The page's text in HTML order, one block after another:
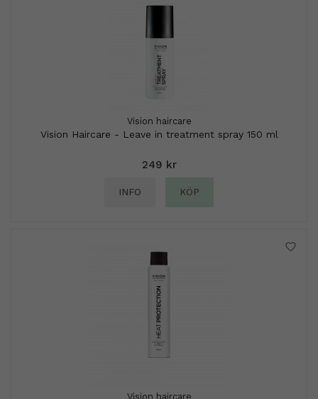
Vision haircare
Vision Haircare - Leave in treatment spray 150 ml
249 kr
INFO KÖP
Vision haircare